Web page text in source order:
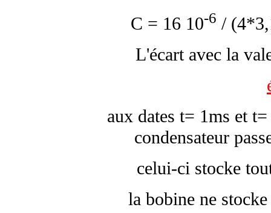
C = 16 10-6 /
L'écart avec la
aux dates t= 1ms et
condensateur
celui-ci stocke
la bobine ne